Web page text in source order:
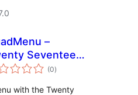
–
Seventeen
Menu (0total
ratings
)
with the Twenty